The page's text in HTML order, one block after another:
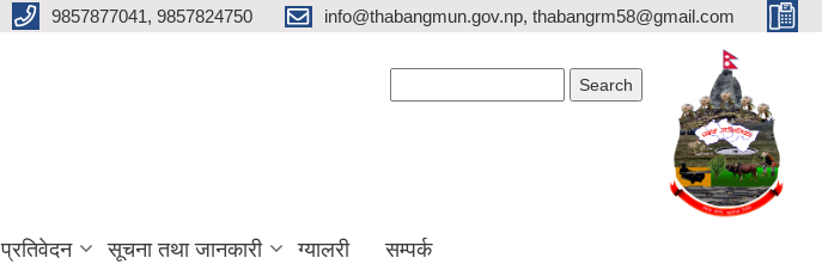
9857877041, 9857824750 info@thabangmun.gov.np, thabangrm58@gmail.com
प्रतिवेदन सूचना तथा जानकारी ग्यालरी सम्पर्क